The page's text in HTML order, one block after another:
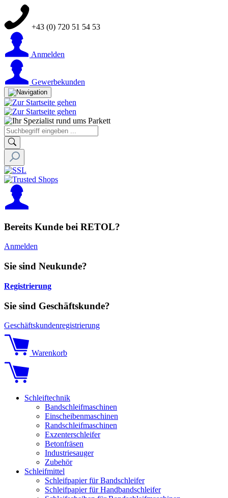
+43 (0) 720 51 54 53
Anmelden
Gewerbekunden
Bereits Kunde bei RETOL?
Anmelden
Sie sind Neukunde?
Registrierung
Sie sind Geschäftskunde?
Geschäftskundenregistrierung
Warenkorb
Schleiftechnik
Bandschleifmaschinen
Einscheibenmaschinen
Randschleifmaschinen
Exzenterschleifer
Betonfräsen
Industriesauger
Zubehör
Schleifmittel
Schleifpapier für Bandschleifer
Schleifpapier für Handbandschleifer